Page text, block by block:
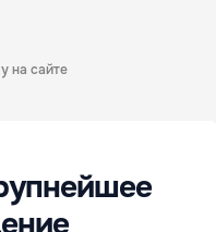
на сайте